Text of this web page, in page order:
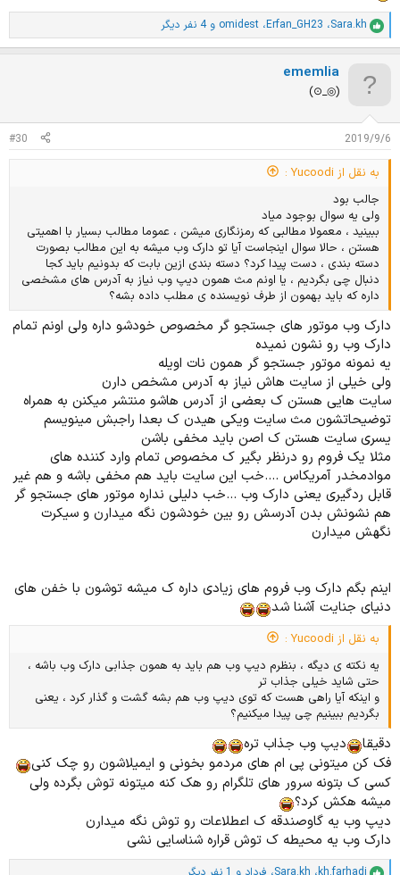
ا
م
ت
:
Sara.kh، Erfan_GH23، omidest و 4 نفر دیگر
ememlia
⁦(⊙_◎)⁩
2019/9/6
#30
به نقل از Yucoodi :
جالب بود
ولی یه سوال بوجود میاد
ببینید ، معمولا مطالبی که رمزنگاری میشن ، عموما مطالب بسیار با اهمیتی
هستن ، حالا سوال اینجاست آیا تو دارک وب میشه به این مطالب بصورت
دسته بندی ، دست پیدا کرد؟ دسته بندی ازین بابت که بدونیم باید کجا
دنبال چی بگردیم ، یا اونم مث همون دیپ وب نیاز به آدرس های مشخصی
داره که باید بهمون از طرف نویسنده ی مطلب داده بشه؟
دارک وب موتور های جستجو گر مخصوص خودشو داره ولی اونم تمام
دارک وب رو نشون نمیده
یه نمونه موتور جستجو گر همون نات اویله
ولی خیلی از سایت هاش نیاز به آدرس مشخص دارن
سایت هایی هستن ک بعضی از آدرس هاشو منتشر میکنن به همراه
توضیحاتشون مث سایت ویکی هیدن ک بعدا راجبش مینویسم
یسری سایت هستن ک اصن باید مخفی باشن
مثلا یک فروم رو درنظر بگیر ک مخصوص تمام وارد کننده های
موادمخدر آمریکاس ....خب این سایت باید هم مخفی باشه و هم غیر
قابل ردگیری یعنی دارک وب ...خب دلیلی نداره موتور های جستجو گر
هم نشونش بدن آدرسش رو بین خودشون نگه میدارن و سیکرت
نگهش میدارن
اینم بگم دارک وب فروم های زیادی داره ک میشه توشون با خفن های
دنیای جنایت آشنا شد
به نقل از Yucoodi :
یه نکته ی دیگه ، بنظرم دیپ وب هم باید به همون جذابی دارک وب باشه ،
حتی شاید خیلی جذاب تر
و اینکه آیا راهی هست که توی دیپ وب هم بشه گشت و گذار کرد ، یعنی
بگردیم ببینیم چی پیدا میکنیم؟
دقیقا
دیپ وب جذاب تره
فک کن میتونی پی ام های مردمو بخونی و ایمیلاشون رو چک کنی
کسی ک بتونه سرور های تلگرام رو هک کنه میتونه توش بگرده ولی
میشه هکش کرد؟
دیپ وب یه گاوصندقه ک اعطلاعات رو توش نگه میدارن
دارک وب یه محیطه ک توش قراره شناسایی نشی